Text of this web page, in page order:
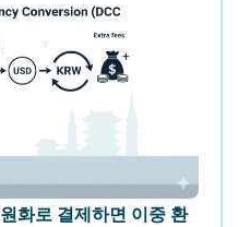
원화로 결제하면 이중 환